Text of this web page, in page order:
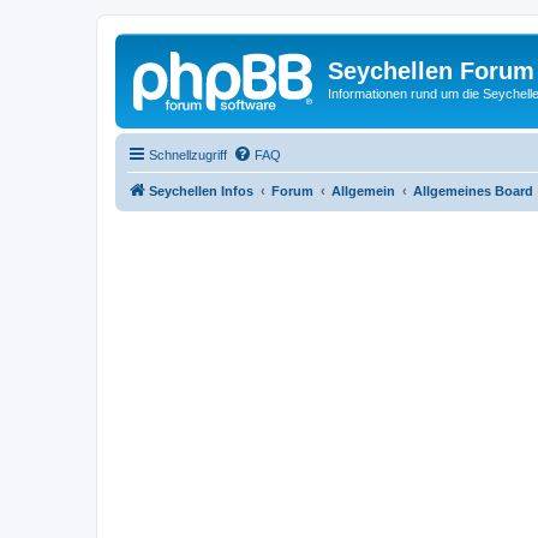
Seychellen Forum
Informationen rund um die
Schnellzugriff FAQ
Seychellen Infos Forum Allgemein Allgemeines Board